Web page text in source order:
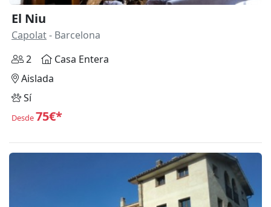
El Niu
Capolat- Barcelona
2
Casa Entera
Aislada
Sí
Desde75€*